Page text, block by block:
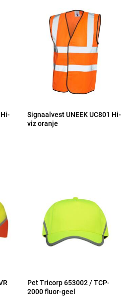
Signaalvest UNEEK UC801 Hi-
viz oranje
Pet Tricorp 653002 / TCP-
2000 fluor-geel